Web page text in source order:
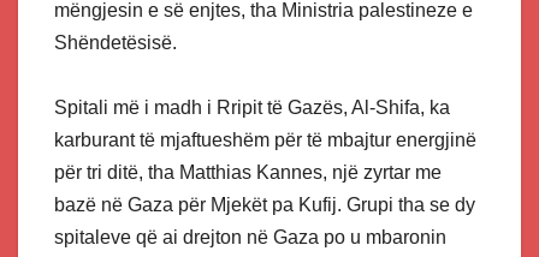
mëngjesin e së enjtes, tha Ministria palestineze e
Shëndetësisë.
Spitali më i madh i Rripit të Gazës, Al-Shifa, ka
karburant të mjaftueshëm për të mbajtur energjinë
për tri ditë, tha Matthias Kannes, një zyrtar me
bazë në Gaza për Mjekët pa Kufij. Grupi tha se dy
spitaleve që ai drejton në Gaza po u mbaronin